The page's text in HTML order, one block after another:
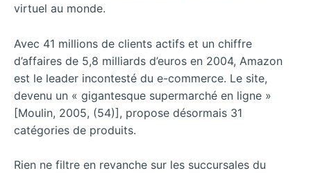
virtuel au monde.
Avec 41 millions de clients actifs et un chiffre
d’affaires de 5,8 milliards d’euros en 2004, Amazon
est le leader incontesté du e-commerce. Le site,
devenu un « gigantesque supermarché en ligne »
[Moulin, 2005, (54)], propose désormais 31
catégories de produits.
Rien ne filtre en revanche sur les succursales du